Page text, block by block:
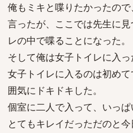
俺もミキと喋りたかったの
言ったが、ここでは先生に
レの中で喋ることになった。
そして俺は女子トイレに入っ
女子トイレに入るのは初め
囲気にドキドキした。
個室に二人で入って、いっ
とてもキレイだっただのと